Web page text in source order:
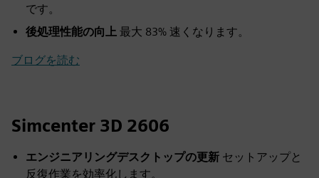
です。
後処理性能の向上 最大 83% 速くなります。
ブログを読む
Simcenter 3D 2606
エンジニアリングデスクトップの更新 セットアップと
反復作業を効率化します。